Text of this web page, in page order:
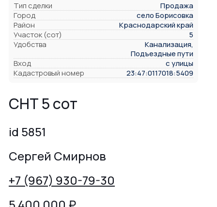
Тип сделки
Продажа
Город
село Борисовка
Район
Краснодарский край
Участок (сот)
5
Удобства
Канализация,
Подъездные пути
Вход
с улицы
Кадастровый номер
23:47:0117018:5409
СНТ 5 сот
id 5851
Сергей Смирнов
+7 (967) 930-79-30